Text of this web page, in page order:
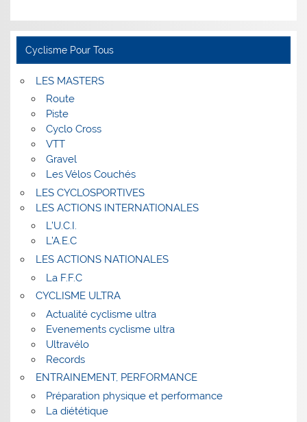
Cyclisme Pour Tous
LES MASTERS
Route
Piste
Cyclo Cross
VTT
Gravel
Les Vélos Couchés
LES CYCLOSPORTIVES
LES ACTIONS INTERNATIONALES
L’U.C.I.
L’A.E.C
LES ACTIONS NATIONALES
La F.F.C
CYCLISME ULTRA
Actualité cyclisme ultra
Evenements cyclisme ultra
Ultravélo
Records
ENTRAINEMENT, PERFORMANCE
Préparation physique et performance
La diététique